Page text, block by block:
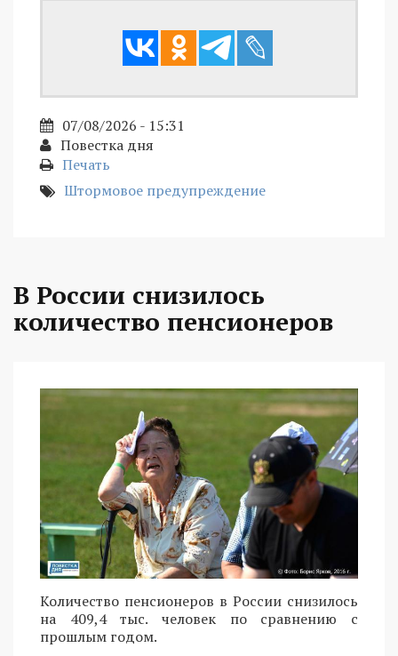
07/08/2026 - 15:31
Повестка дня
Печать
Штормовое предупреждение
В России снизилось
количество пенсионеров
Количество пенсионеров в России снизилось
на 409,4 тыс. человек по сравнению с
прошлым годом.